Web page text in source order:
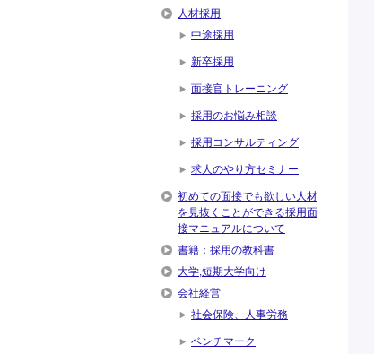
人材採用
中途採用
新卒採用
面接官トレーニング
採用のお悩み相談
採用コンサルティング
求人のやり方セミナー
初めての面接でも欲しい人材
を見抜くことができる採用面
接マニュアルについて
書籍：採用の教科書
大学,短期大学向け
会社経営
社会保険、人事労務
ベンチマーク